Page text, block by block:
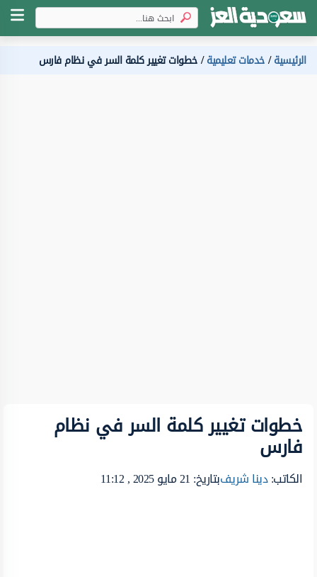
الرئيسية خدمات تعليمية خطوات تغيير كلمة السر في نظام فارس
خطوات تغيير كلمة السر في نظام
فارس
الكاتب:دينا شريفبتاريخ: 21 مايو 2025 , 11:12